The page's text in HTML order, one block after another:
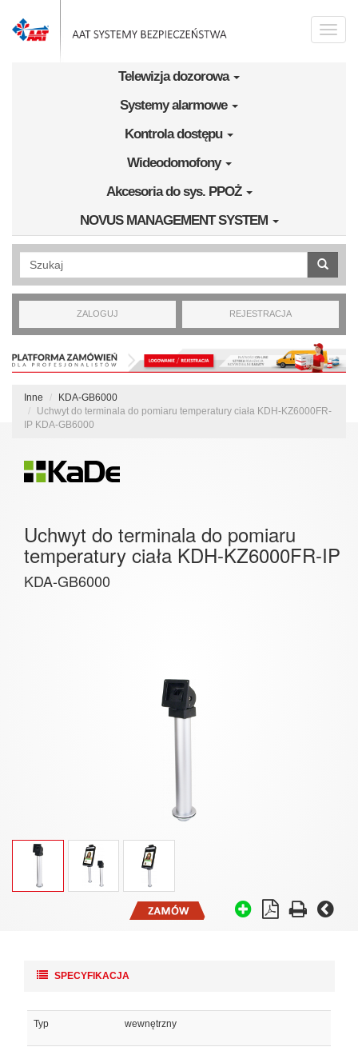
Toggle
Telewizja dozorowa
Systemy alarmowe
Kontrola dostępu
Wideodomofony
Akcesoria do sys. PPOŻ
NOVUS MANAGEMENT SYSTEM
Wyszukiwanie pełnotekstowe
ZALOGUJ REJESTRACJA
Inne
KDA-GB6000
Uchwyt do terminala do pomiaru temperatury ciała KDH-KZ6000FR-
IP KDA-GB6000
Uchwyt do terminala do pomiaru
temperatury ciała KDH-KZ6000FR-IP
KDA-GB6000
SPECYFIKACJA
Typ wewnętrzny